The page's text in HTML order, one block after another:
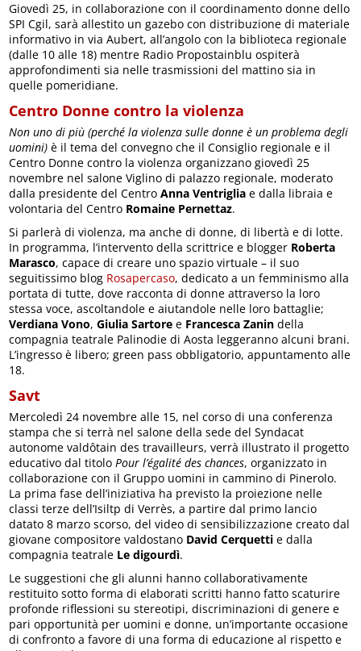
Giovedì 25, in collaborazione con il coordinamento donne dello
SPI Cgil, sarà allestito un gazebo con distribuzione di materiale
informativo in via Aubert, all’angolo con la biblioteca regionale
(dalle 10 alle 18) mentre Radio Propostainblu ospiterà
approfondimenti sia nelle trasmissioni del mattino sia in
quelle pomeridiane.
Centro Donne contro la violenza
Non uno di più (perché la violenza sulle donne è un problema degli
uomini) è il tema del convegno che il Consiglio regionale e il
Centro Donne contro la violenza organizzano giovedì 25
novembre nel salone Viglino di palazzo regionale, moderato
dalla presidente del CentroAnna Ventriglia e dalla libraia e
volontaria del Centro Romaine Pernettaz.
Si parlerà di violenza, ma anche di donne, di libertà e di lotte.
In programma, l’intervento della scrittrice e blogger Roberta
Marasco, capace di creare uno spazio virtuale – il suo
seguitissimo blog Rosapercaso, dedicato a un femminismo alla
portata di tutte, dove racconta di donne attraverso la loro
stessa voce, ascoltandole e aiutandole nelle loro battaglie;
Verdiana Vono,Giulia Sartore e Francesca Zanin della
compagnia teatrale Palinodie di Aosta leggeranno alcuni brani.
L’ingresso è libero; green pass obbligatorio, appuntamento alle
18.
Savt
Mercoledì 24 novembre alle 15, nel corso di una conferenza
stampa che si terrà nel salone della sede del Syndacat
autonome valdôtain des travailleurs, verrà illustrato il progetto
educativo dal titoloPour l’égalité des chances, organizzato in
collaborazione con il Gruppo uomini in cammino di Pinerolo.
La prima fase dell’iniziativa ha previsto la proiezione nelle
classi terze dell’Isiltp di Verrès, a partire dal primo lancio
datato 8 marzo scorso, del video di sensibilizzazione creato dal
giovane compositore valdostano David Cerquetti e dalla
compagnia teatrale Le digourdì.
Le suggestioni che gli alunni hanno collaborativamente
restituito sotto forma di elaborati scritti hanno fatto scaturire
profonde riflessioni su stereotipi, discriminazioni di genere e
pari opportunità per uomini e donne, un’importante occasione
di confronto a favore di una forma di educazione al rispetto e